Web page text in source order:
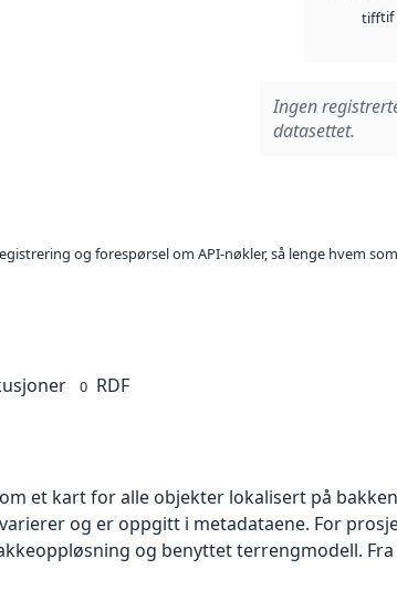
tifftif
Ingen
datasettet.
og forespørsel om API-nøkler, så lenge hvem
0 RDF
et kart for alle objekter lokalisert på
og er oppgitt i metadataene. For
og benyttet terrengmodell.